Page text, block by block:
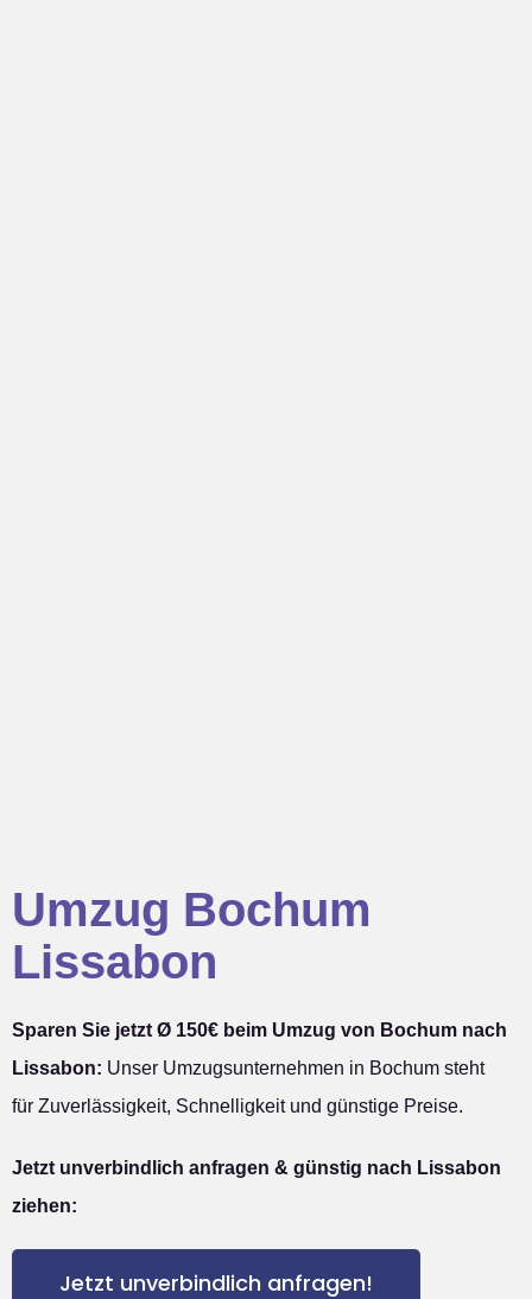
Umzug Bochum
Lissabon
Sparen Sie jetzt Ø 150€ beim Umzug von Bochum nach
Lissabon: Unser Umzugsunternehmen in Bochum steht
für Zuverlässigkeit, Schnelligkeit und günstige Preise.
Jetzt unverbindlich anfragen & günstig nach Lissabon
ziehen:
Jetzt unverbindlich anfragen!